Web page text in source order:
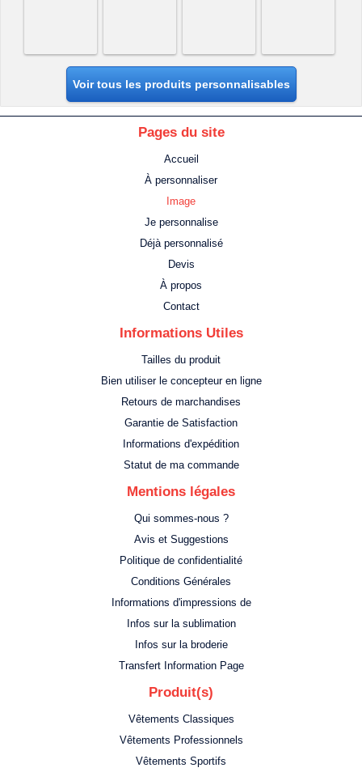
Voir tous les produits personnalisables
Pages du site
Accueil
À personnaliser
Image
Je personnalise
Déjà personnalisé
Devis
À propos
Contact
Informations Utiles
Tailles du produit
Bien utiliser le concepteur en ligne
Retours de marchandises
Garantie de Satisfaction
Informations d'expédition
Statut de ma commande
Mentions légales
Qui sommes-nous ?
Avis et Suggestions
Politique de confidentialité
Conditions Générales
Informations d'impressions de
Infos sur la sublimation
Infos sur la broderie
Transfert Information Page
Produit(s)
Vêtements Classiques
Vêtements Professionnels
Vêtements Sportifs